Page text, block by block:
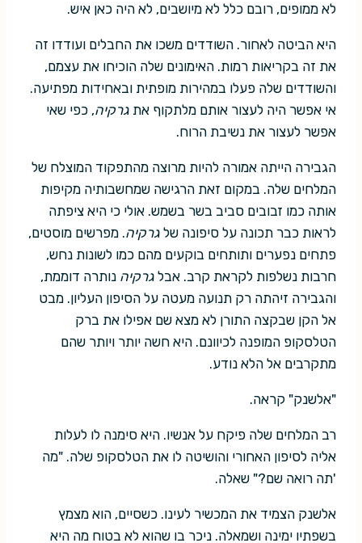
לא ממופים, רובם כלל לא מיושבים, לא היה כאן איש.
היא הביטה לאחור. השודדים משכו את החבלים ועודדו זה
את זה בקריאות רמות. האימונים שלה הוכיחו את עצמם,
והשודדים שלה פעלו במהירות מופתית ובאחידות מפתיעה.
אי אפשר היה לעצור אותם מלתקוף את גרקיה, כפי שאי
אפשר לעצור את נשיבת הרוח.
הגבירה הייתה אמורה להיות מרוצה מהתפקוד המוצלח של
המלחים שלה. במקום זאת הרגישה שמחשבותיה מקיפות
אותה כמו זבובים סביב בשר בשמש. אולי כי היא ציפתה
לראות כבר תכונה על סיפונה של גרקיה. מפרשים מוסטים,
פתחים נפערים ותותחים בוקעים מהם כמו לשונות נחש,
חרבות נשלפות לקראת קרב. אבל גרקיה נותרה דוממת,
והגבירה זיהתה רק תנועה מעטה על הסיפון העליון. מבט
אל הקן שבקצה התורן לא מצא שם אפילו את ברק
הטלסקופ המופנה לכיוונם. היא חשה יותר ויותר שהם
מתקרבים אל הלא נודע.
"אלשנק" קראה.
רב המלחים שלה פיקח על אנשיו. היא סימנה לו לעלות
אליה לסיפון האחורי והושיטה לו את הטלסקופ שלה. "מה
'תה רואה שם?" שאלה.
אלשנק הצמיד את המכשיר לעינו. כשסיים, הוא מצמץ
בשפתיו ימינה ושמאלה. ניכר בו שהוא לא בטוח מה היא